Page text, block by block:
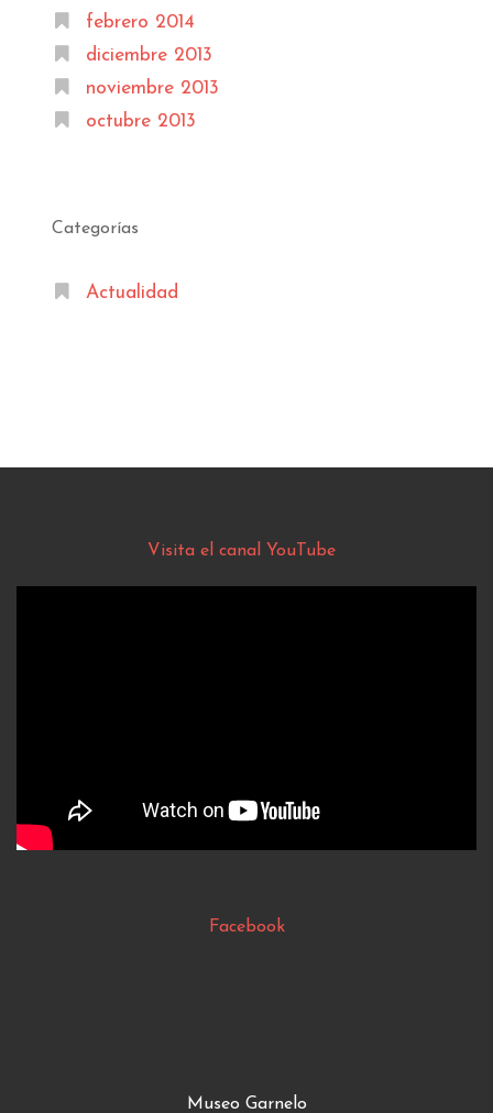
febrero 2014
diciembre 2013
noviembre 2013
octubre 2013
Categorías
Actualidad
Visita el canal YouTube
Facebook
Museo Garnelo